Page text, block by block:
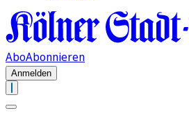
AboAbonnieren
Anmelden